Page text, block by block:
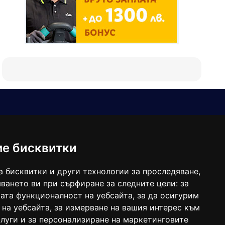
бисквитки
бисквитки и други технологии за проследяване,
ви при сърфиране за следните цели: за
функционалност на уебсайта, за да осигурим
уебсайта, за измерване на вашия интерес към
и за персонализиране на маркетинговите
balgarkanews@gmail.com